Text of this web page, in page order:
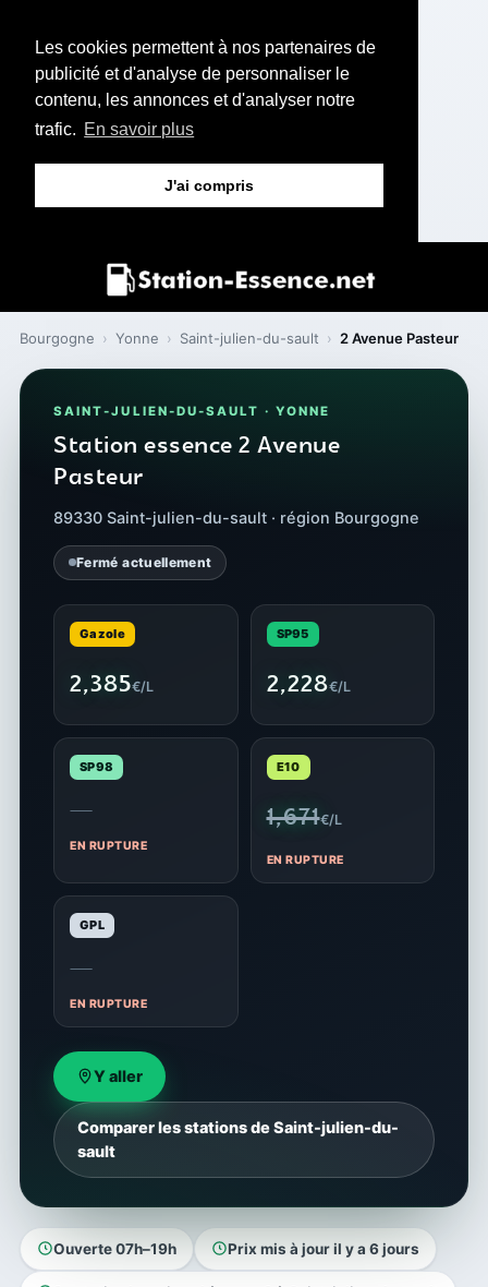
Les cookies permettent à nos partenaires de
publicité et d'analyse de personnaliser le
contenu, les annonces et d'analyser notre
trafic. En savoir plus
J'ai compris
Bourgogne › Yonne › Saint-julien-du-sault › 2 Avenue Pasteur
SAINT-JULIEN-DU-SAULT · YONNE
Station essence 2 Avenue
Pasteur
89330 Saint-julien-du-sault · région Bourgogne
Fermé actuellement
Gazole
2,385€/L
SP95
2,228€/L
SP98
—
EN RUPTURE
E10
1,671€/L
EN RUPTURE
GPL
—
EN RUPTURE
Y aller
Comparer les stations de Saint-julien-du-
sault
Ouverte 07h–19h Prix mis à jour il y a 6 jours